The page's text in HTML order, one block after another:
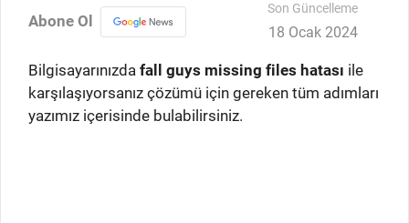
Abone Ol
Son Güncelleme
18 Ocak 2024
Bilgisayarınızda fall guys missing files hatası ile
karşılaşıyorsanız çözümü için gereken tüm adımları
yazımız içerisinde bulabilirsiniz.